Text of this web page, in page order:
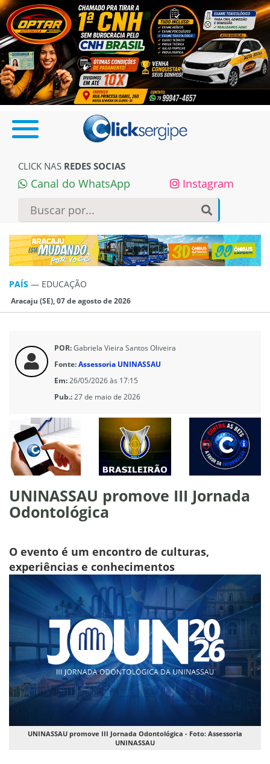
CLICK NAS REDES SOCIAS
Canal do WhatsApp Instagram
PAÍS — EDUCAÇÃO
Aracaju (SE), 07 de agosto de 2026
POR:Gabriela Vieira Santos Oliveira
Fonte:Assessoria UNINASSAU
Em:26/05/2026 às 17:15
Pub.:27 de maio de 2026
UNINASSAU promove III Jornada
Odontológica
O evento é um encontro de culturas,
experiências e conhecimentos
UNINASSAU promove III Jornada Odontológica - Foto: Assessoria
UNINASSAU